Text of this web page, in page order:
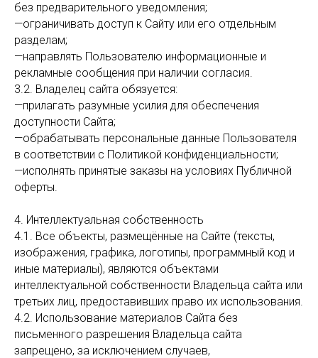
без предварительного уведомления;
—ограничивать доступ к Сайту или его отдельным
разделам;
—направлять Пользователю информационные и
рекламные сообщения при наличии согласия.
3.2. Владелец сайта обязуется:
—прилагать разумные усилия для обеспечения
доступности Сайта;
—обрабатывать персональные данные Пользователя
в соответствии с Политикой конфиденциальности;
—исполнять принятые заказы на условиях Публичной
оферты.
4. Интеллектуальная собственность
4.1. Все объекты, размещённые на Сайте (тексты,
изображения, графика, логотипы, программный код и
иные материалы), являются объектами
интеллектуальной собственности Владельца сайта или
третьих лиц, предоставивших право их использования.
4.2. Использование материалов Сайта без
письменного разрешения Владельца сайта
запрещено, за исключением случаев,